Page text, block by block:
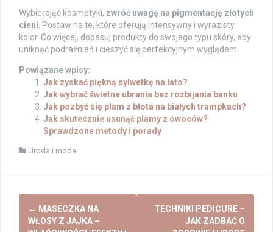
Wybierając kosmetyki, zwróć uwagę na pigmentację złotych
cieni . Postaw na te, które oferują intensywny i wyrazisty
kolor. Co więcej, dopasuj produkty do swojego typu skóry, aby
uniknąć podrażnień i cieszyć się perfekcyjnym wyglądem.
Powiązane wpisy:
Jak zyskać piękną sylwetkę na lato?
Jak wybrać świetne ubrania bez rozbijania banku
Jak pozbyć się plam z błota na białych trampkach?
Jak skutecznie usunąć plamy z owoców?
Sprawdzone metody i porady
Uroda i moda
Post
navigation
← MASECZKA NA
WŁOSY Z JAJKA –
TECHNIKI PEDICURE –
JAK ZADBAĆ O